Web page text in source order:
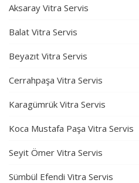
Aksaray Vitra Servis
Balat Vitra Servis
Beyazıt Vitra Servis
Cerrahpaşa Vitra Servis
Karagümrük Vitra Servis
Koca Mustafa Paşa Vitra Servis
Seyit Ömer Vitra Servis
Sümbül Efendi Vitra Servis